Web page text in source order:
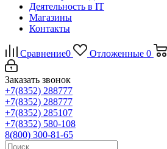
Деятельность в IT
Магазины
Контакты
Сравнение0 Отложенные 0
Заказать звонок
+7(8352) 288777
+7(8352) 288777
+7(8352) 285107
+7(8352) 580-108
8(800) 300-81-65